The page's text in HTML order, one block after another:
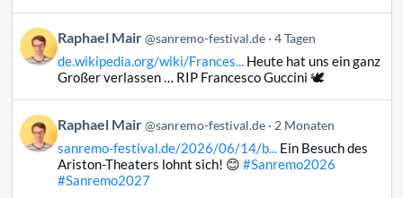
Bluesky
ansehen
Beitrag
von
Raphael
Bluesky
ansehen
Raphael Mair @sanremo-festival.de 4 Tagen
de.wikipedia.org/wiki/Frances...Heute hat uns ein ganz
Großer verlassen … RIP Francesco Guccini 🕊️
Beitrag
von
Raphael
Raphael Mair @sanremo-festival.de 2 Monaten
sanremo-festival.de/2026/06/14/b...Ein Besuch des
Ariston-Theaters lohnt sich! 😊 #Sanremo2026
#Sanremo2027